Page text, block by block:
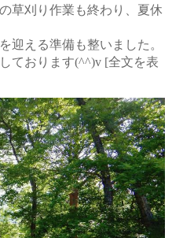
草刈り作業も終わり、夏休
迎える準備も整いました。
ております(^^)v [全文を表